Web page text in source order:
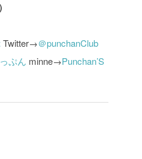
Twitter→＠punchanClub
ぷん minne→Punchan’S